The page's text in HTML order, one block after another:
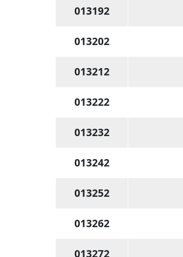
013192
013202
013212
013222
013232
013242
013252
013262
013272